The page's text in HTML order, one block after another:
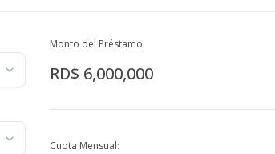
Monto del Préstamo:
RD$ 6,000,000
Cuota Mensual: